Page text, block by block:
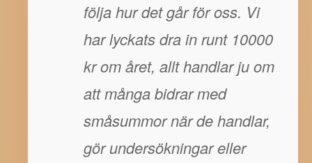
följa hur det går för oss. Vi
har lyckats dra in runt 10000
kr om året, allt handlar ju om
att många bidrar med
småsummor när de handlar,
gör undersökningar eller